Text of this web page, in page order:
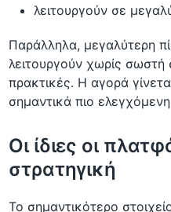
λειτουργούν σε
Παράλληλα, μεγαλύτερη
λειτουργούν χωρίς
πρακτικές. Η αγορά
σημαντικά πιο
Οι ίδιες οι
στρατηγική
Το σημαντικότερο